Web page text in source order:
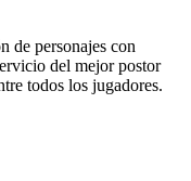
de personajes con
del mejor postor
todos los jugadores.